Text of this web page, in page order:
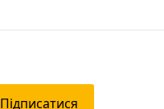
Підписатися